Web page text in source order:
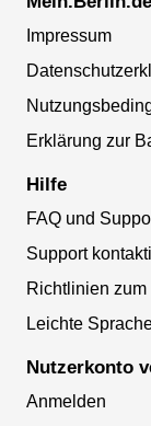
Impressum
Erklärung zur
Hilfe
FAQ und
Support
Richtlinien
Leichte
Nutzerkonto
Anmelden